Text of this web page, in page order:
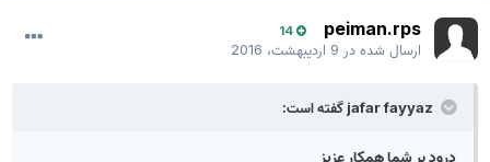
peiman.rps
14
ارسال شده در9 اردیبهشت، 2016
jafar fayyaz گفته است:
درود بر شما همکار عزیز